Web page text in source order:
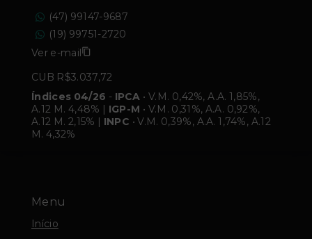
Menu
Início
(47) 99147-9687
(19) 99751-2720
Ver e-mail
CUB R$3.037,72
Índices 04/26 - IPCA • V.M. 0,42%, A.A. 1,85%,
A.12 M. 4,48% | IGP-M • V.M. 0,31%, A.A. 0,92%,
A.12 M. 2,15% | INPC • V.M. 0,39%, A.A. 1,74%, A.12
M. 4,32%